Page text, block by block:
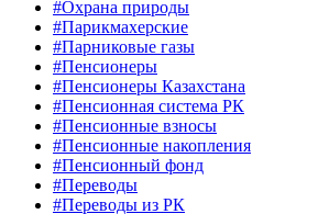
#Охрана природы
#Парикмахерские
#Парниковые газы
#Пенсионеры
#Пенсионеры Казахстана
#Пенсионная система РК
#Пенсионные взносы
#Пенсионные накопления
#Пенсионный фонд
#Переводы
#Переводы из РК